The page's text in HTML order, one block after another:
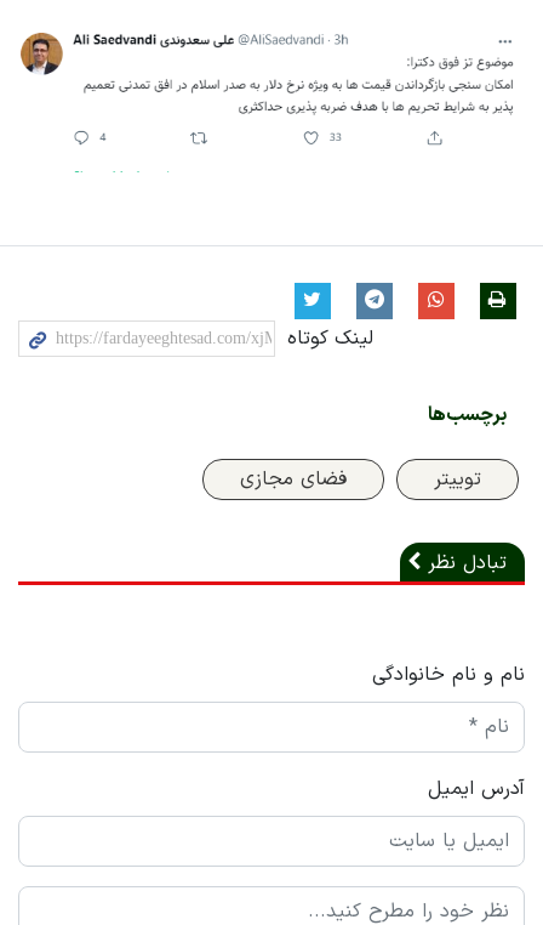
لینک کوتاه
برچسب‌ها
توییتر فضای مجازی
تبادل نظر
نام و نام خانوادگی
آدرس ایمیل